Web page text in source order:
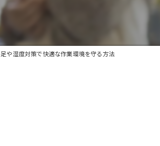
カビ検査
や湿度対策で快適な作業環境を守る方法